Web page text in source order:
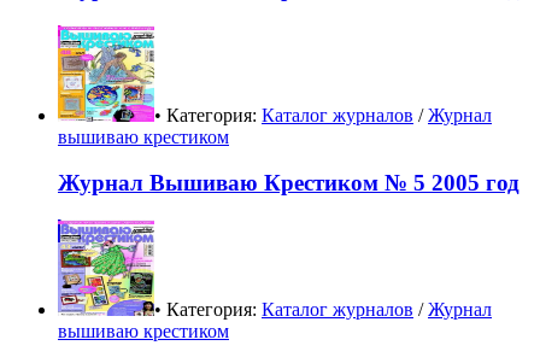
• Категория: Каталог журналов /Журнал
вышиваю крестиком
Журнал Вышиваю Крестиком № 5 2005 год
• Категория: Каталог журналов /Журнал
вышиваю крестиком